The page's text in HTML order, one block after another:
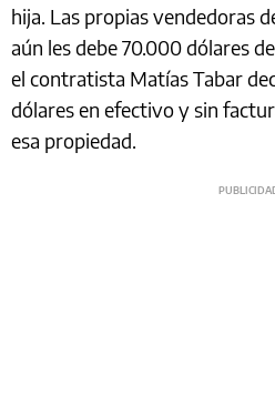
hija. Las propias vendedoras
aún les debe 70.000 dólares
el contratista Matías Tabar
dólares en efectivo y sin
esa propiedad.